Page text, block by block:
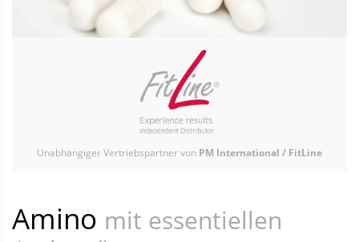
Unabhängiger Vertriebspartner von PM International / FitLine
Amino mit essentiellen